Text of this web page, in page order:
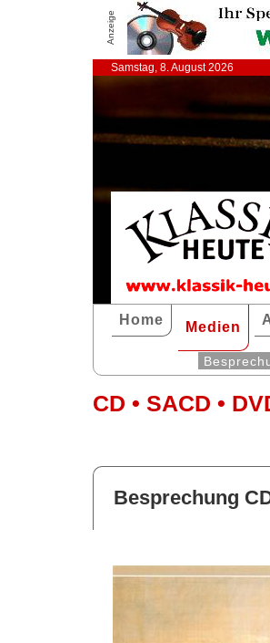
Anzeige
Samstag, 8. August 2026
Home Medien
CD • SACD •
Besprechung